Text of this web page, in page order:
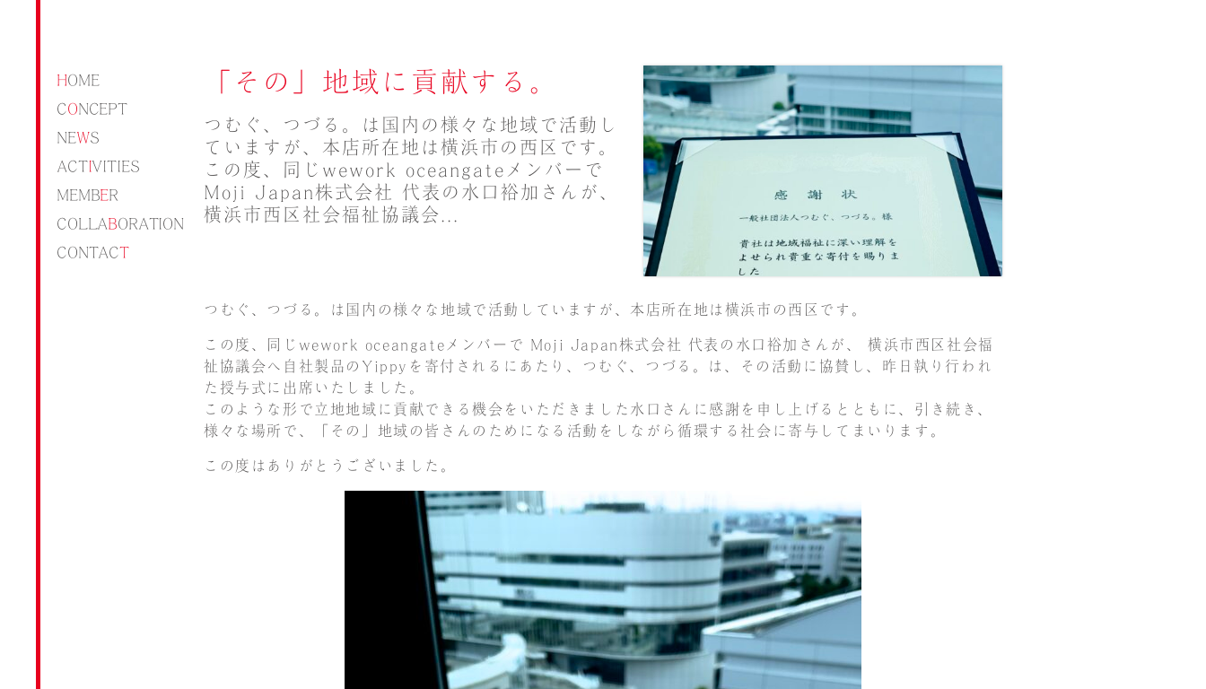
HOME
CONCEPT
NEWS
ACTIVITIES
MEMBER
COL L ABORATION
CONTACT
「その」地域に貢献する。
つむぐ、つづる。は国内の様々な地域で活動し
ていますが、本店所在地は横浜市の西区です。
この度、同じwework oceangateメンバーで
Moji Japan株式会社 代表の水口裕加さんが、
横浜市西区社会福祉協議会...
つむぐ、つづる。は国内の様々な地域で活動していますが、本店所在地は横浜市の西区です。
この度、同じwework oceangateメンバーで Moji Japan株式会社 代表の水口裕加さんが、 横浜市西区社会福
祉協議会へ自社製品のYippyを寄付されるにあたり、つむぐ、つづる。は、その活動に協賛し、昨日執り行われ
た授与式に出席いたしました。
このような形で立地地域に貢献できる機会をいただきました水口さんに感謝を申し上げるとともに、引き続き、
様々な場所で、「その」地域の皆さんのためになる活動をしながら循環する社会に寄与してまいります。
この度はありがとうございました。